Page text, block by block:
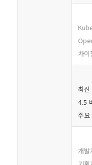
차이
최
4.5
주요
개